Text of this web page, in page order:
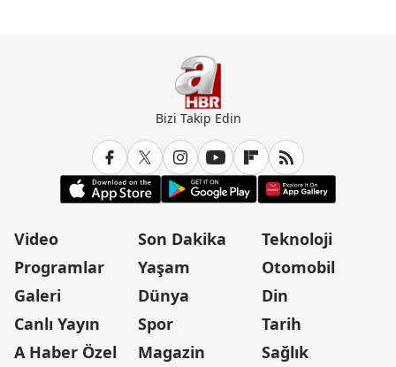
Bizi Takip Edin
Video
Programlar
Galeri
Canlı Yayın
A Haber Özel
Son Dakika
Yaşam
Dünya
Spor
Magazin
Teknoloji
Otomobil
Din
Tarih
Sağlık